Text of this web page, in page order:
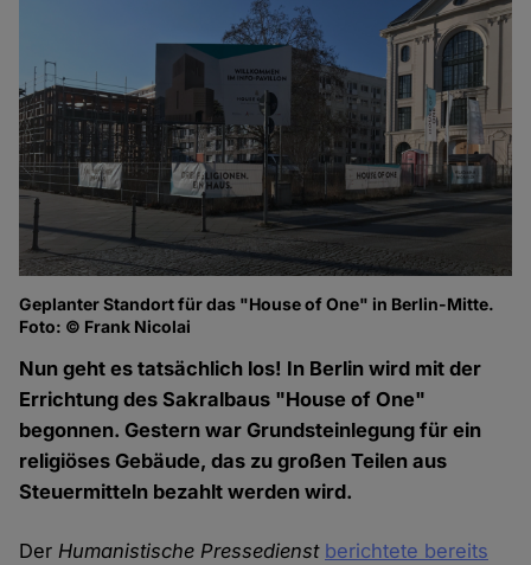
Geplanter Standort für das "House of One" in Berlin-Mitte.
Foto: © Frank Nicolai
Nun geht es tatsächlich los! In Berlin wird mit der
Errichtung des Sakralbaus "House of One"
begonnen. Gestern war Grundsteinlegung für ein
religiöses Gebäude, das zu großen Teilen aus
Steuermitteln bezahlt werden wird.
DerHumanistische Pressedienst berichtete bereits